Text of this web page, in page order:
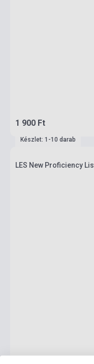
1 900 Ft
Készlet: 1-10 darab
LES New Proficiency